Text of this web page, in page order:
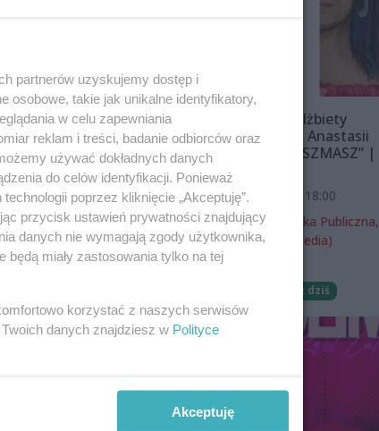
soboty.
Wystawa Elżbiety
Śnieżewskiej i Anastasii
Lazarevej „MISZMASZ” |
wernisaż
7 sierpnia 2026, 18:00
Miejska Biblioteka Publiczna,
filia nr 54 (ProMedia)
Wernisaże
Już dziś
partnerów uzyskujemy dostęp i
osobowe, takie jak unikalne identyfikatory,
w celu zapewniania
reklam i treści, badanie odbiorców oraz
używać dokładnych danych
do celów identyfikacji. Ponieważ
poprzez kliknięcie „Akceptuję”.
przycisk ustawień prywatności znajdujący
danych nie wymagają zgody użytkownika,
miały zastosowania tylko na tej
korzystać z naszych serwisów
danych znajdziesz w Polityce
Akceptuję